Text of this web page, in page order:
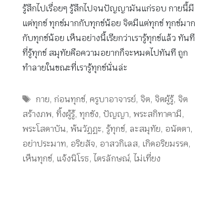
รู้สึกไปเรื่อยๆ รู้สึกไปจนปัญญามันแก่รอบ กายนี้มี
แต่ทุกข์ ทุกข์มากกับทุกข์น้อย จิตมีแต่ทุกข์ ทุกข์มาก
กับทุกข์น้อย เห็นอย่างนี้เรียกว่าเรารู้ทุกข์แล้ว ทันที
ที่รู้ทุกข์ สมุทัยคือความอยากก็จะหมดไปทันที ถูก
ทำลายในขณะที่เรารู้ทุกข์นั่นล่ะ
Tags
กาย, ก่อนทุกข์,ครูบาอาจารย์, จิต, จิตผู้รู้, จิต
สร้างภพ, ทิ้งผู้รู้, ทุกขัง, ปัญญา, พระสกิทาคามี,
พระโสดาบัน, พ้นวัฏฏะ, รู้ทุกข์, ละสมุทัย, อนัตตา,
อย่าประมาท, อริยสัจ, อาสวกิเลส, เกิดอริยมรรค,
เห็นทุกข์, แจ้งนิโรธ, ไตรลักษณ์, ไม่เที่ยง